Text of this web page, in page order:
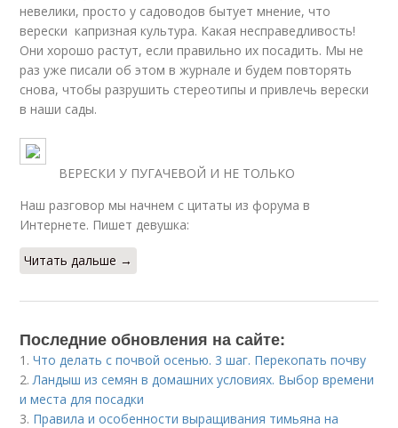
невелики, просто у садоводов бытует мнение, что
верески ­ капризная культура. Какая несправедливость!
Они хорошо растут, если правильно их посадить. Мы не
раз уже писали об этом в журнале и будем повторять
снова, чтобы разрушить стереотипы и привлечь верески
в наши сады.
ВЕРЕСКИ У ПУГАЧЕВОЙ И НЕ ТОЛЬКО
Наш разговор мы начнем с цитаты из форума в
Интернете. Пишет девушка:
Читать дальше →
Последние обновления на сайте:
1.Что делать с почвой осенью. 3 шаг. Перекопать почву
2.Ландыш из семян в домашних условиях. Выбор времени
и места для посадки
3. Правила и особенности выращивания тимьяна на